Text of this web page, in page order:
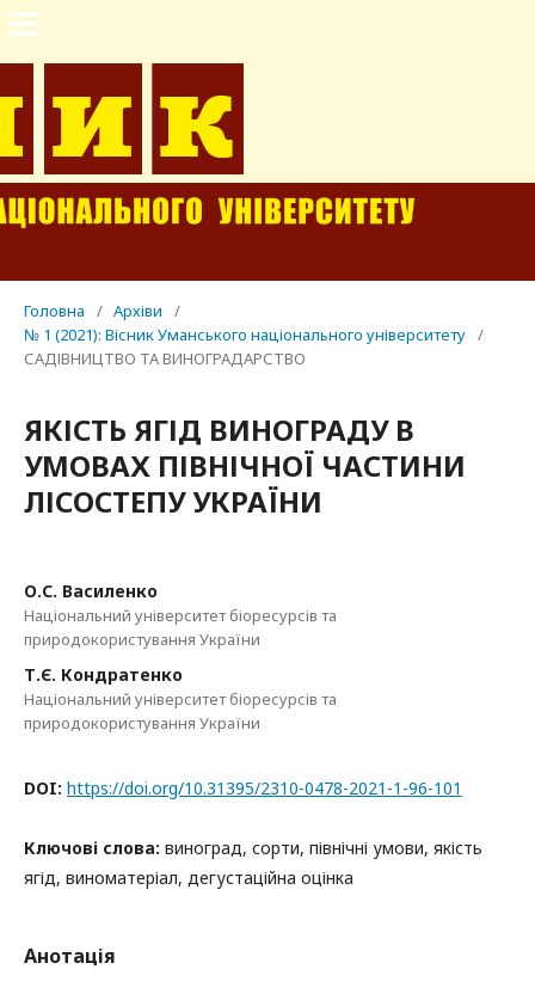
Головна / Архіви
/
№ 1 (2021): Вісник Уманського національного університету /
САДІВНИЦТВО ТА ВИНОГРАДАРСТВО
ЯКІСТЬ ЯГІД ВИНОГРАДУ В
УМОВАХ ПІВНІЧНОЇ ЧАСТИНИ
ЛІСОСТЕПУ УКРАЇНИ
О.С. Василенко
Національний університет біоресурсів та
природокористування України
Т.Є. Кондратенко
Національний університет біоресурсів та
природокористування України
DOI: https://doi.org/10.31395/2310-0478-2021-1-96-101
Ключові слова: виноград, сорти, північні умови, якість
ягід, виноматеріал, дегустаційна оцінка
Анотація